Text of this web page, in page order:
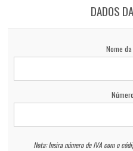
DADOS
Nome
Nota: Insira número de IVA com o